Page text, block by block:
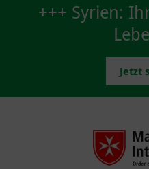
+++ Syrien:
Jetzt